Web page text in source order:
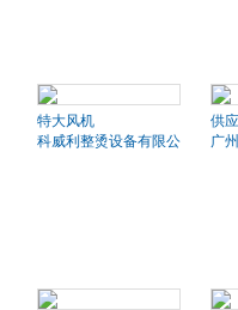
特大风机
科威利整烫设备有限公司
供
广